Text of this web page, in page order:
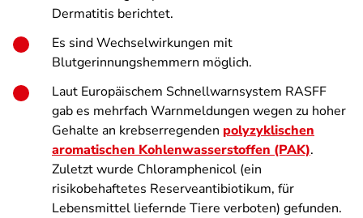
Dermatitis berichtet.
Es sind Wechselwirkungen mit
Blutgerinnungshemmern möglich.
Laut Europäischem Schnellwarnsystem RASFF
gab es mehrfach Warnmeldungen wegen zu hoher
Gehalte an krebserregenden polyzyklischen
aromatischen Kohlenwasserstoffen (PAK).
Zuletzt wurde Chloramphenicol (ein
risikobehaftetes Reserveantibiotikum, für
Lebensmittel liefernde Tiere verboten) gefunden.